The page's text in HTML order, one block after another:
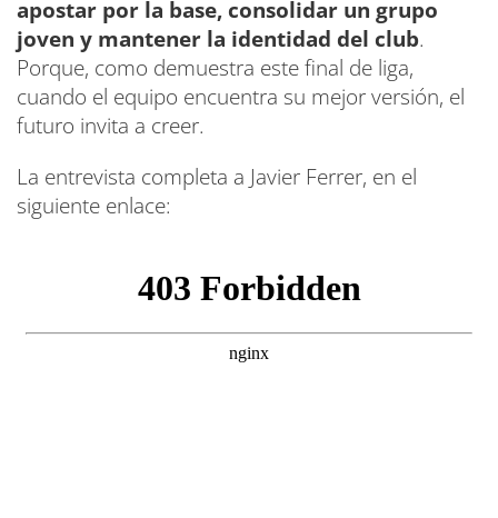
apostar por la base, consolidar un grupo
joven y mantener la identidad del club.
Porque, como demuestra este final de liga,
cuando el equipo encuentra su mejor versión, el
futuro invita a creer.
La entrevista completa a Javier Ferrer, en el
siguiente enlace: